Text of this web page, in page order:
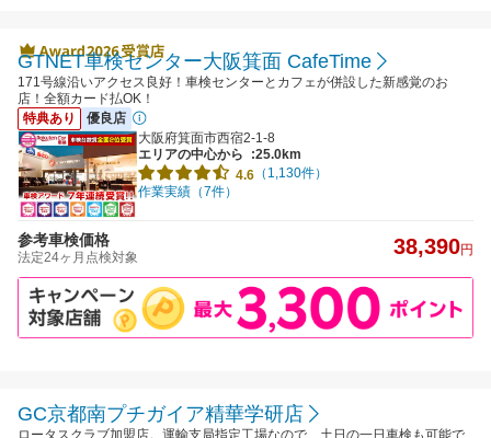
GTNET車検センター大阪箕面 CafeTime
171号線沿いアクセス良好！車検センターとカフェが併設した新感覚のお
店！全額カード払OK！
特典あり
優良店
大阪府箕面市西宿2-1-8
エリアの中心から
:25.0km
4.6 （1,130件）
作業実績（7件）
参考車検価格
法定24ヶ月点検対象 38,390円
GC京都南プチガイア精華学研店
ロータスクラブ加盟店。運輸支局指定工場なので、土日の一日車検も可能で